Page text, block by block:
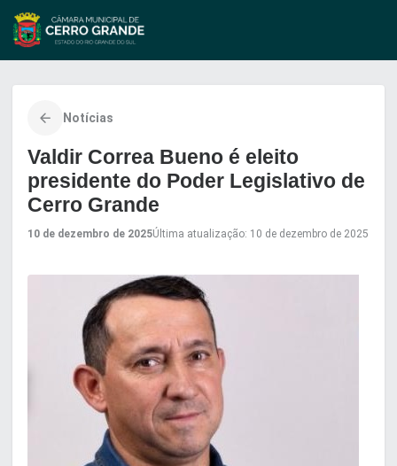
para
conteúdo
Notícias
Valdir Correa Bueno é eleito
presidente do Poder Legislativo de
Cerro Grande
10 de dezembro de 2025Última atualização: 10 de dezembro de 2025